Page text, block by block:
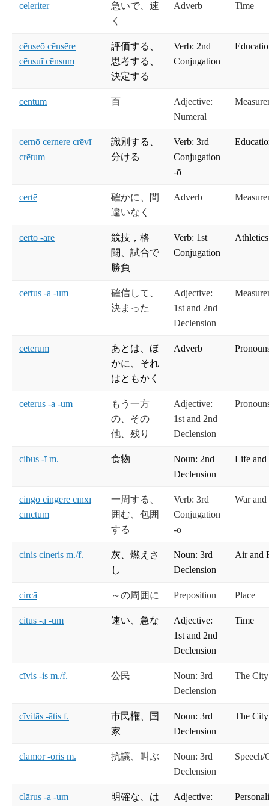
celeriter
急いで、速
く
Adverb Time
cēnseō cēnsēre
cēnsuī cēnsum
評価する、
思考する、
決定する
Verb: 2nd
Conjugation
centum 百
Adjective:
Numeral
cernō cernere crēvī
crētum
識別する、
分ける
Verb: 3rd
Conjugation
-ō
certē
確かに、間
違いなく
Adverb
certō -āre
競技，格
闘、試合で
勝負
Verb: 1st
Conjugation
Athletics
certus -a -um
確信して、
決まった
Adjective:
1st and 2nd
Declension
cēterum
あとは、ほ
かに、それ
はともかく
Adverb
cēterus -a -um
もう一方
の、その
他、残り
Adjective:
1st and 2nd
Declension
cibus -ī m. 食物
Noun: 2nd
Declension
Life and
cingō cingere cīnxī
cīnctum
一周する、
囲む、包囲
する
Verb: 3rd
Conjugation
-ō
War and
cinis cineris m./f.
灰、燃えさ
し
Noun: 3rd
Declension
Air and
circā ～の周囲に Preposition Place
citus -a -um 速い、急な
Adjective:
1st and 2nd
Declension
Time
cīvis -is m./f. 公民
Noun: 3rd
Declension
The City
cīvitās -ātis f.
市民権、国
家
Noun: 3rd
Declension
The City
clāmor -ōris m. 抗議、叫ぶ
Noun: 3rd
Declension
Speech/
clārus -a -um
明確な、は
Adjective: